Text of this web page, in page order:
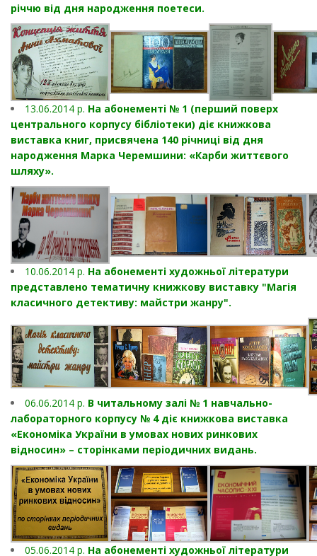
річчю від дня народження поетеси.
13.06.2014 р. На абонементі № 1 (перший поверх
центрального корпусу бібліотеки) діє книжкова
виставка книг, присвячена 140 річниці від дня
народження Марка Черемшини: «Карби життєвого
шляху».
10.06.2014 р. На абонементі художньої літератури
представлено тематичну книжкову виставку "Магія
класичного детективу: майстри жанру".
06.06.2014 р. В читальному залі № 1 навчально-
лабораторного корпусу № 4 діє книжкова виставка
«Економіка України в умовах нових ринкових
відносин» – сторінками періодичних видань.
05.06.2014 р. На абонементі художньої літератури